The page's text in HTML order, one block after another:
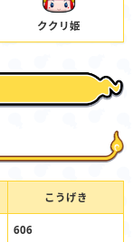
ククリ姫
こうげき
606